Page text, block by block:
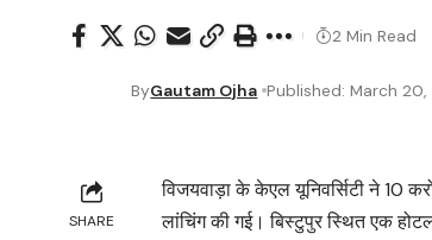
ByGautam Ojha Published: March
2 Min Read
SHARE
विजयवाड़ा के केएल यूनिवर्सिटी ने 10
लांचिंग की गई। बिस्टुपुर स्थित एक